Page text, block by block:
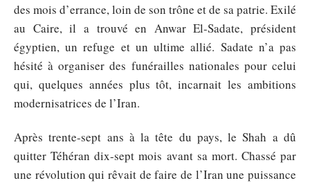
des mois d’errance, loin de son trône et de sa patrie. Exilé
au Caire, il a trouvé en Anwar El-Sadate, président
égyptien, un refuge et un ultime allié. Sadate n’a pas
hésité à organiser des funérailles nationales pour celui
qui, quelques années plus tôt, incarnait les ambitions
modernisatrices de l’Iran.
Après trente-sept ans à la tête du pays, le Shah a dû
quitter Téhéran dix-sept mois avant sa mort. Chassé par
une révolution qui rêvait de faire de l’Iran une puissance